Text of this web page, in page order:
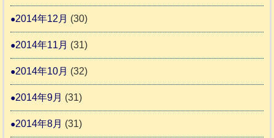
2014年12月 (30)
2014年11月 (31)
2014年10月 (32)
2014年9月 (31)
2014年8月 (31)